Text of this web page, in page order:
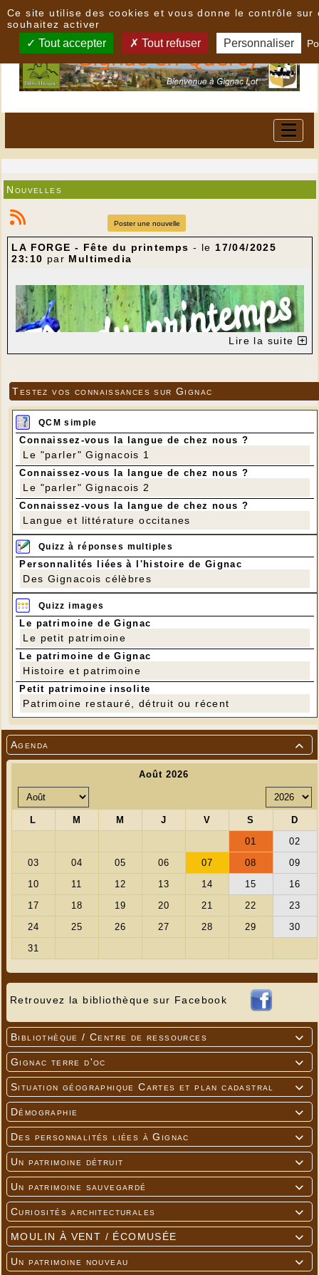

Agenda
Retrouvez la bibliothèque sur Facebook

Bibliothèque / Centre de ressources

Gignac terre d'oc

Situation géographique Cartes et plan cadastral

Démographie

Des personnalités liées à Gignac

Un patrimoine détruit

Un patrimoine sauvegardé

Curiosités architecturales

MOULIN À VENT / ÉCOMUSÉE

Un patrimoine nouveau
Nouvelles
Poster une nouvelle
LA FORGE - Fête du printemps - le17/04/2025
23:10 par Multimedia
Lire la suite
Testez vos connaissances sur Gignac
QCM simple
Connaissez-vous la langue de chez nous ?
Le "parler" Gignacois 1
Connaissez-vous la langue de chez nous ?
Le "parler" Gignacois 2
Connaissez-vous la langue de chez nous ?
Langue et littérature occitanes
Quizz à réponses multiples
Personnalités liées à l'histoire de Gignac
Des Gignacois célèbres
Quizz images
Le patrimoine de Gignac
Le petit patrimoine
Le patrimoine de Gignac
Histoire et patrimoine
Petit patrimoine insolite
Patrimoine restauré, détruit ou récent
Ce site utilise des cookies et vous donne le contrôle sur
souhaitez activer
Tout accepter Tout refuser Personnaliser